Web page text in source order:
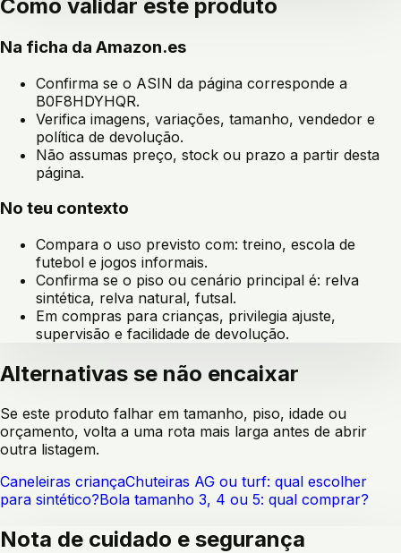
Como validar este produto
Na ficha da Amazon.es
Confirma se o ASIN da página corresponde a
B0F8HDYHQR.
Verifica imagens, variações, tamanho, vendedor e
política de devolução.
Não assumas preço, stock ou prazo a partir desta
página.
No teu contexto
Compara o uso previsto com: treino, escola de
futebol e jogos informais.
Confirma se o piso ou cenário principal é: relva
sintética, relva natural, futsal.
Em compras para crianças, privilegia ajuste,
supervisão e facilidade de devolução.
Alternativas se não encaixar
Se este produto falhar em tamanho, piso, idade ou
orçamento, volta a uma rota mais larga antes de abrir
outra listagem.
Caneleiras criançaChuteiras AG ou turf: qual escolher
para sintético?Bola tamanho 3, 4 ou 5: qual comprar?
Nota de cuidado e segurança